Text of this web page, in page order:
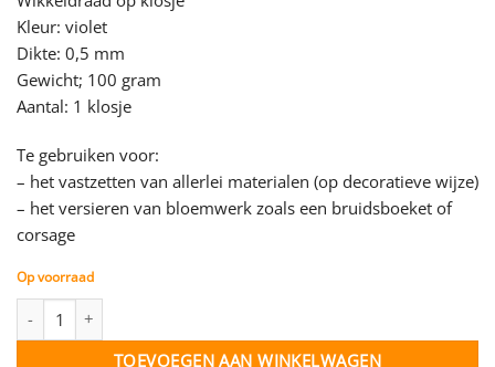
Kleur: violet
Dikte: 0,5 mm
Gewicht; 100 gram
Aantal: 1 klosje
Te gebruiken voor:
– het vastzetten van allerlei materialen (op decoratieve wijze)
– het versieren van bloemwerk zoals een bruidsboeket of
corsage
Op voorraad
TOEVOEGEN AAN WINKELWAGEN